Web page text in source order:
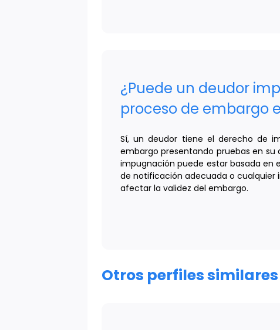
¿Puede un deudor
proceso de embargo
Sí, un deudor tiene el derecho de
embargo presentando pruebas en su
impugnación puede estar basada en
de notificación adecuada o cualquier
afectar la validez del embargo.
Otros perfiles